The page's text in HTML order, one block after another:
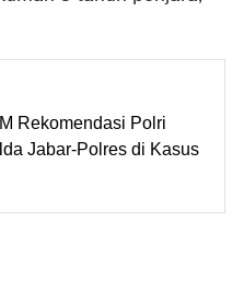
Rekomendasi Polri
Jabar-Polres di Kasus